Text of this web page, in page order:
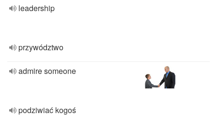
leadership
przywództwo
admire someone
podziwiać kogoś